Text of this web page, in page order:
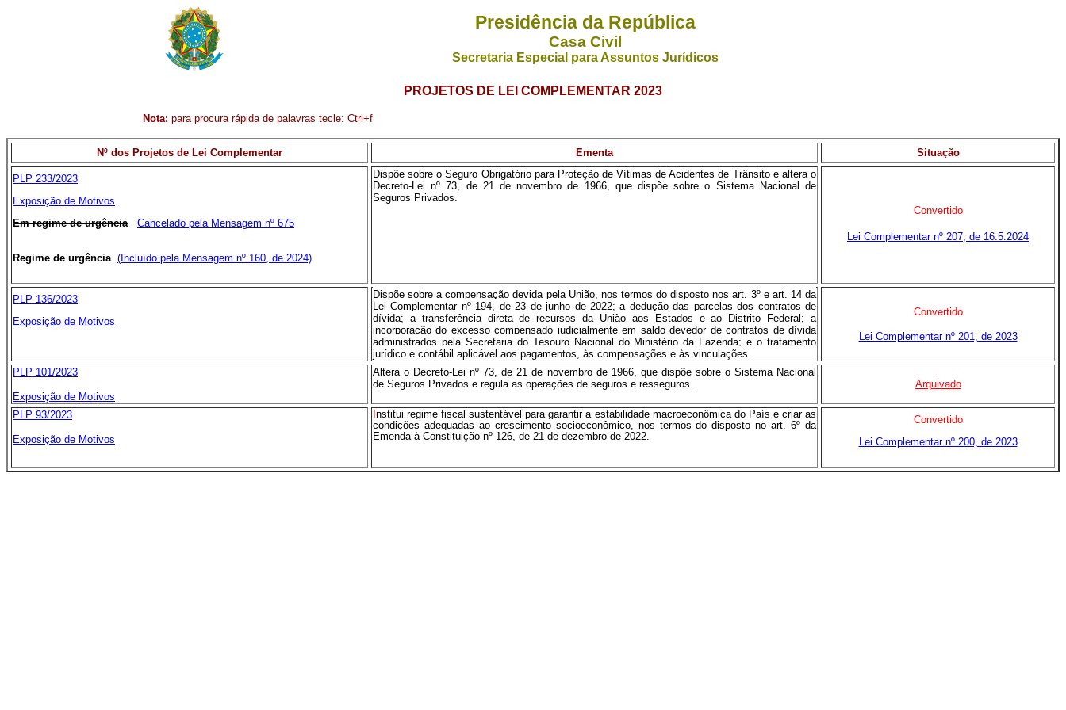
Presidência da República
Casa Civil
Secretaria Especial para Assuntos Jurídicos
PROJETOS DE LEI COMPLEMENTAR 2023
Nota: para procura rápida de palavras tecle: Ctrl+f
Nº dos Projetos de Lei Complementar Ementa Situação
PLP 233/2023
Exposição de Motivos
Em regime de urgência
Cancelado pela Mensagem nº 675
Regime de urgência (Incluído pela Mensagem nº 160, de 2024)
Dispõe sobre o Seguro Obrigatório para Proteção de Vítimas de Acidentes de Trânsito e altera o
Decreto-Lei nº 73, de 21 de novembro de 1966, que dispõe sobre o Sistema Nacional de
Seguros Privados.
Convertido
Lei Complementar nº 207, de 16.5.2024
PLP 136/2023
Exposição de Motivos
Dispõe sobre a compensação devida pela União, nos termos do disposto nos art. 3º e art. 14 da
Lei Complementar nº 194, de 23 de junho de 2022; a dedução das parcelas dos contratos de
dívida; a transferência direta de recursos da União aos Estados e ao Distrito Federal; a
incorporação do excesso compensado judicialmente em saldo devedor de contratos de dívida
administrados pela Secretaria do Tesouro Nacional do Ministério da Fazenda; e o tratamento
jurídico e contábil aplicável aos pagamentos, às compensações e às vinculações.
Convertido
Lei Complementar nº 201, de 2023
PLP 101/2023
Exposição de Motivos
Altera o Decreto-Lei nº 73, de 21 de novembro de 1966, que dispõe sobre o Sistema Nacional
de Seguros Privados e regula as operações de seguros e resseguros.
Arquivado
PLP 93/2023
Exposição de Motivos
nstitui regime fiscal sustentável para garantir a estabilidade macroeconômica do País e criar as
condições adequadas ao crescimento socioeconômico, nos termos do disposto no art. 6º da
Emenda à Constituição nº 126, de 21 de dezembro de 2022.
Convertido
Lei Complementar nº 200, de 2023